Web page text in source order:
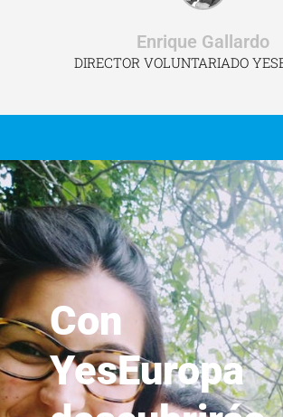
Enrique Gallardo
DIRECTOR VOLUNTARIADO
Con
YesEuropa